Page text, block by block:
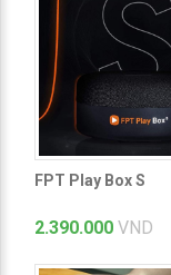
FPT Play Box S
2.390.000 VND